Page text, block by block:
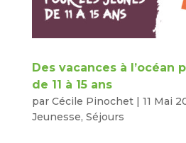
Des vacances à l’océan
de 11 à 15 ans
par Cécile Pinochet| 11 Mai
Jeunesse, Séjours